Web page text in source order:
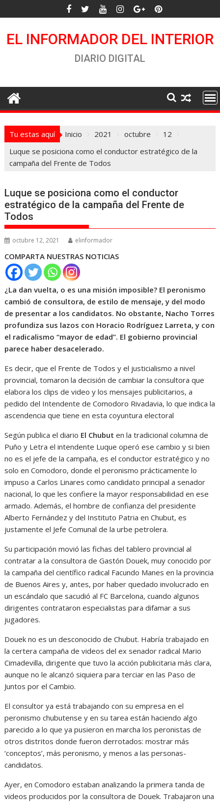
al
EL INFORMADOR DEL INTERIOR
DIARIO DIGITAL
Tu estas aquí Inicio 2021 octubre
12
Luque se posiciona como el conductor estratégico de la
campaña del Frente de Todos
Luque se posiciona como el conductor
estratégico de la campaña del Frente de
Todos
octubre 12, 2021 elinformador
COMPARTA NUESTRAS NOTICIAS
¿La dan vuelta, o es una misión imposible? El peronismo
cambió de consultora, de estilo de mensaje, y del modo
de presentar a los candidatos. No obstante, Nacho Torres
profundiza sus lazos con Horacio Rodríguez Larreta, y con
el radicalismo “mayor de edad”. El gobierno provincial
parece haber desacelerado.
Es decir, que el Frente de Todos y el justicialismo a nivel
provincial, tomaron la decisión de cambiar la consultora que
elabora los clips de video y los mensajes publicitarios, a
pedido del Intendente de Comodoro Rivadavia, lo que indica la
ascendencia que tiene en esta coyuntura electoral
Según publica el diario El Chubut en la tradicional columna de
Puño y Letra el intendente Luque operó ese cambio y si bien
no es el jefe de la campaña, es el conductor estratégico y no
solo en Comodoro, donde el peronismo prácticamente lo
impuso a Carlos Linares como candidato principal a senador
nacional, lo que les confiere la mayor responsabilidad en ese
armado. Además, el hombre de confianza del presidente
Alberto Fernández y del Instituto Patria en Chubut, es
justamente el Jefe Comunal de la urbe petrolera.
Su participación movió las fichas del tablero provincial al
contratar a la consultora de Gastón Douek, muy conocido por
la campaña del científico radical Facundo Manes en la provincia
de Buenos Aires y, antes, por haber quedado involucrado en
un escándalo que sacudió al FC Barcelona, cuando algunos
dirigentes contrataron especialistas para difamar a sus
jugadores.
Douek no es un desconocido de Chubut. Habría trabajado en
la certera campaña de videos del ex senador radical Mario
Cimadevilla, dirigente que tuvo la acción publicitaria más clara,
aunque no le alcanzó siquiera para terciar en las Paso de
Juntos por el Cambio.
El consultor ya está trabajando con su empresa en el
peronismo chubutense y en su tarea están haciendo algo
parecido a lo que ya pusieron en marcha los peronistas de
otros distritos donde fueron derrotados: mostrar más
‘conceptos’, más peronismo, y menos a las personas-
candidatos.
Ayer, en Comodoro estaban analizando la primera tanda de
videos producidos por la consultora de Douek. Trabajaron una